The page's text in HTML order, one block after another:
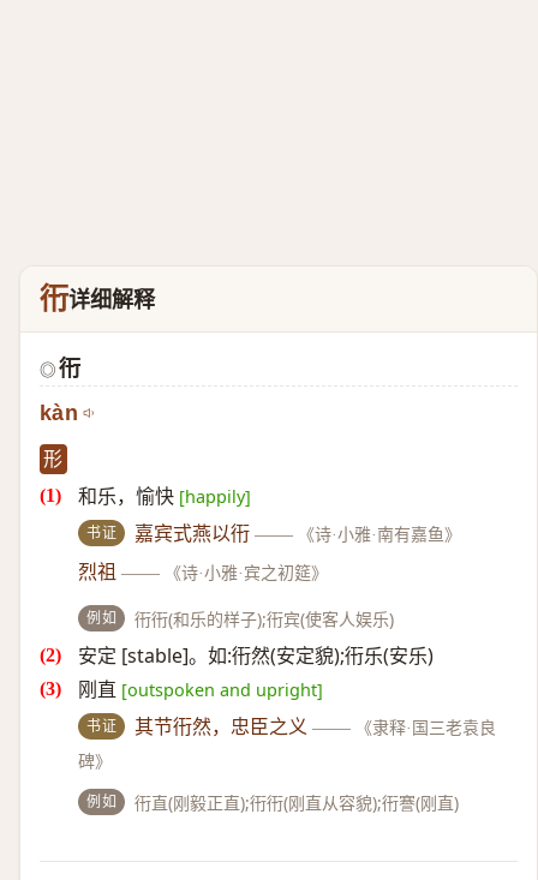
衎详细解释
◎ 衎
kàn
形
和乐，愉快 [happily]
书证 嘉宾式燕以衎 —— 《诗·小雅·南有嘉鱼》
烈祖 —— 《诗·小雅·宾之初筵》
例如 衎衎(和乐的样子);衎宾(使客人娱乐)
安定 [stable]。如:衎然(安定貌);衎乐(安乐)
刚直 [outspoken and upright]
书证 其节衎然，忠臣之义 ——
《隶释·国三老袁良
碑》
例如 衎直(刚毅正直);衎衎(刚直从容貌);衎謇(刚直)